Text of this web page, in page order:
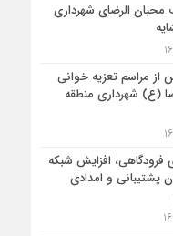
الرضای شهرداری
از مراسم تعزیه خوانی
(ع) شهرداری منطقه
افزایش شبکه
پشتیبانی و امدادی